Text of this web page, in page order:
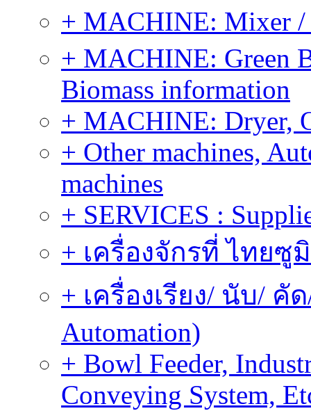
+ MACHINE: Mixer
+ MACHINE: Green
Biomass information
+ MACHINE: Dryer,
+ Other machines,
machines
+ SERVICES :
+ เครื่องจักรที่ ไทยซู
+ เครื่องเรียง/ นับ/ คั
Automation)
+ Bowl Feeder,
Conveying System,